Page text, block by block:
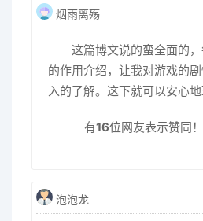
烟雨离殇
这篇博文说的蛮全面的
的作用介绍，让我对游戏的
入的了解。这下就可以安心地
有16位网友表示赞同！
泡泡龙